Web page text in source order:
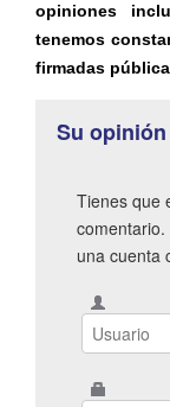
opiniones
tenemos
firmadas
Su
Tienes que
comentario.
una cuenta